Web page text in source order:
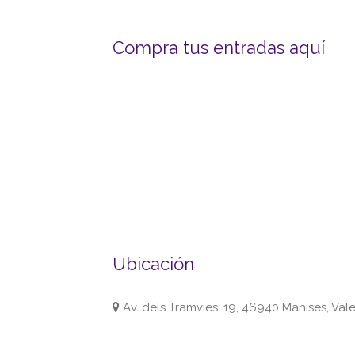
Compra tus entradas aquí
Ubicación
Av. dels Tramvies, 19, 46940 Manises,